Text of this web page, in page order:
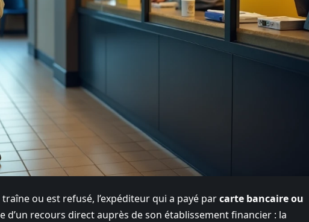
ou est refusé, l’expéditeur qui a payé parcarte bancaire ou
d’un recours direct auprès de son établissement financier : la